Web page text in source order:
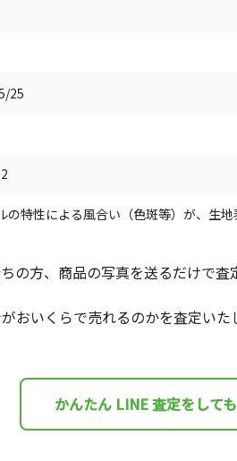
25
特性による風合い（色斑等）が、生地
の方、商品の写真を送るだけで
おいくらで売れるのかを査定いた
かんたん LINE 査定をして